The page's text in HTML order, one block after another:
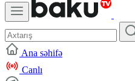
Ana səhifə
Canlı